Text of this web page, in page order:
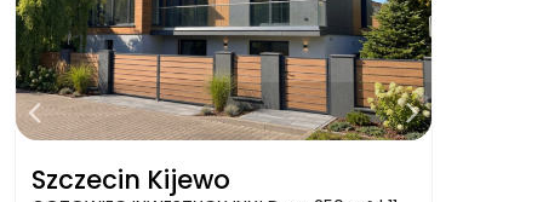
Szczecin Kijewo